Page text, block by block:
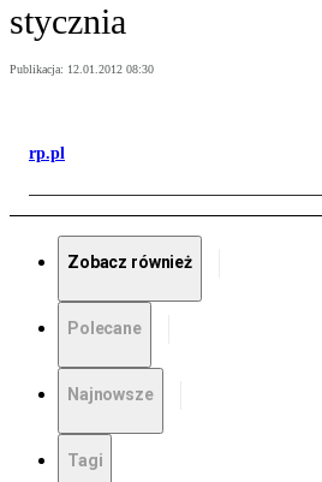
stycznia
Publikacja: 12.01.2012 08:30
rp.pl
Zobacz również
Polecane
Najnowsze
Tagi